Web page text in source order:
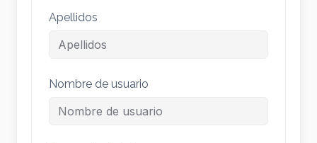
Apellidos
Nombre de usuario